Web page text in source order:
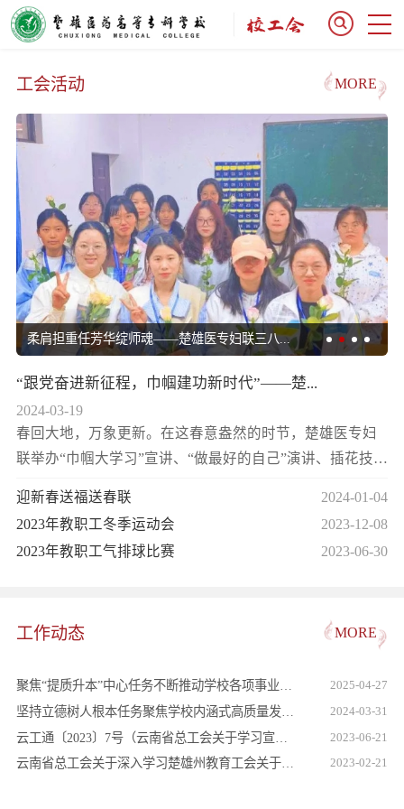
工会活动 MORE
柔肩担重任芳华绽师魂——楚雄医专妇联三八...
“跟党奋进新征程，巾帼建功新时代”——楚...
2024-03-19
春回大地，万象更新。在这春意盎然的时节，楚雄医专妇
联举办“巾帼大学习”宣讲、“做最好的自己”演讲、插花技艺
迎新春送福送春联
2024-01-04
2023年教职工冬季运动会
2023-12-08
2023年教职工气排球比赛
2023-06-30
工作动态 MORE
2025-04-27
聚焦“提质升本”中心任务不断推动学校各项事业取
得更...
2024-03-31
坚持立德树人根本任务聚焦学校内涵式高质量发展
——楚...
2023-06-21
云工通〔2023〕7号（云南省总工会关于学习宣传
贯...
2023-02-21
云南省总工会关于深入学习楚雄州教育工会关于转